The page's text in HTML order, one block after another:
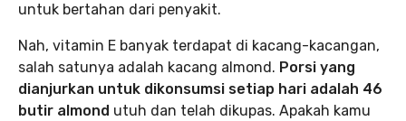
untuk bertahan dari penyakit.
Nah, vitamin E banyak terdapat di kacang-kacangan,
salah satunya adalah kacang almond. Porsi yang
dianjurkan untuk dikonsumsi setiap hari adalah 46
butir almond utuh dan telah dikupas. Apakah kamu